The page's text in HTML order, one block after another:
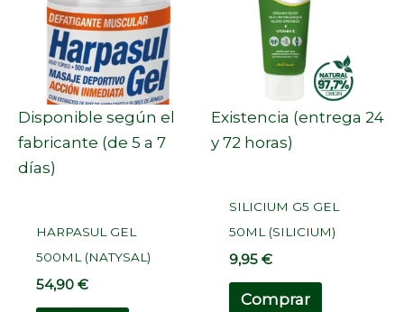
Disponible según el
fabricante (de 5 a 7
días)
HARPASUL GEL
500ML (NATYSAL)
54,90€
Existencia (entrega 24
y 72 horas)
SILICIUM G5 GEL
50ML (SILICIUM)
9,95€
Comprar